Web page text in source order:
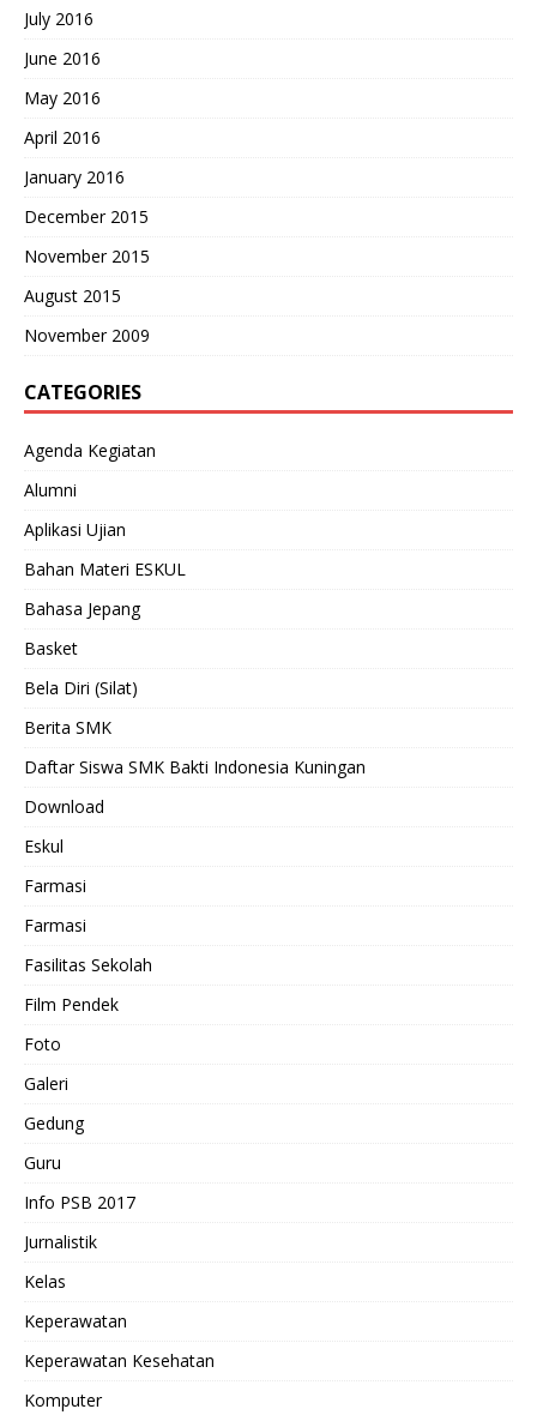
July 2016
June 2016
May 2016
April 2016
January 2016
December 2015
November 2015
August 2015
November 2009
CATEGORIES
Agenda Kegiatan
Alumni
Aplikasi Ujian
Bahan Materi ESKUL
Bahasa Jepang
Basket
Bela Diri (Silat)
Berita SMK
Daftar Siswa SMK Bakti Indonesia Kuningan
Download
Eskul
Farmasi
Farmasi
Fasilitas Sekolah
Film Pendek
Foto
Galeri
Gedung
Guru
Info PSB 2017
Jurnalistik
Kelas
Keperawatan
Keperawatan Kesehatan
Komputer